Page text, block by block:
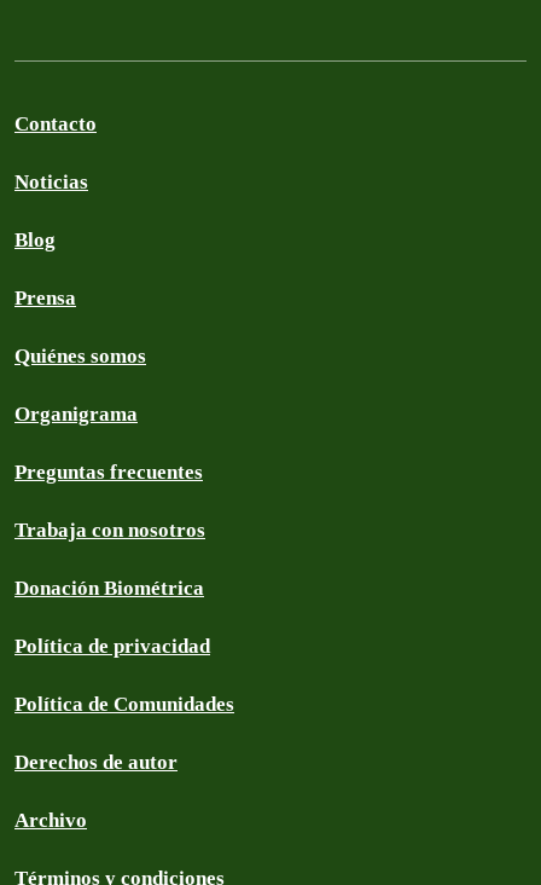
Contacto
Noticias
Blog
Prensa
Quiénes somos
Organigrama
Preguntas frecuentes
Trabaja con nosotros
Donación Biométrica
Política de privacidad
Política de Comunidades
Derechos de autor
Archivo
Términos y condiciones